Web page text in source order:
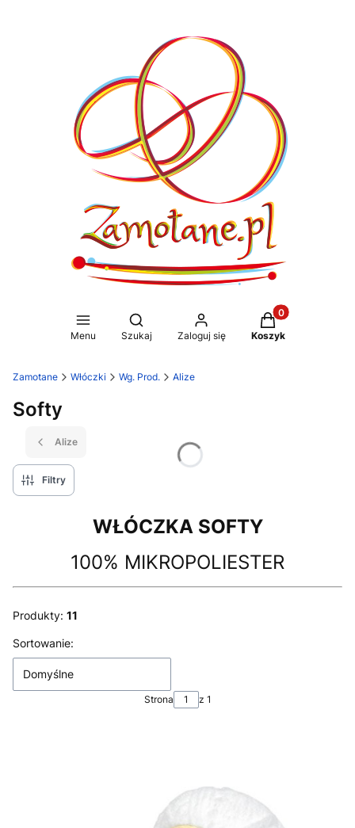
Menu
Otwórz wyszukiwarkę
Szukaj Zaloguj się
Produkty w
Koszyk
Zamotane Włóczki Wg. Prod. Alize
Softy
Alize
Filtry
WŁÓCZKA SOFTY
100% MIKROPOLIESTER
Produkty: 11
Lista produktów
Sortowanie:
Domyślne
Strona z 1